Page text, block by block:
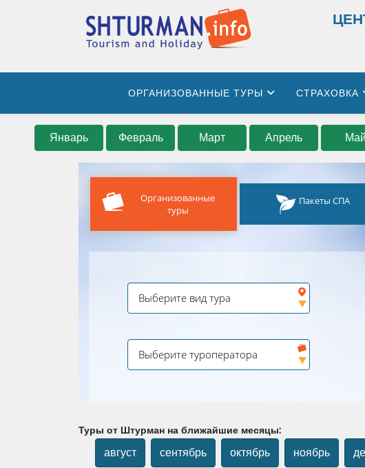
ОРГАНИЗОВАННЫЕ ТУРЫ СТРАХОВКА
Январь Февраль Март Апрель Май
Организованные
туры
Пакеты СПА
Туры от Штурман на ближайшие месяцы:
август сентябрь октябрь ноябрь